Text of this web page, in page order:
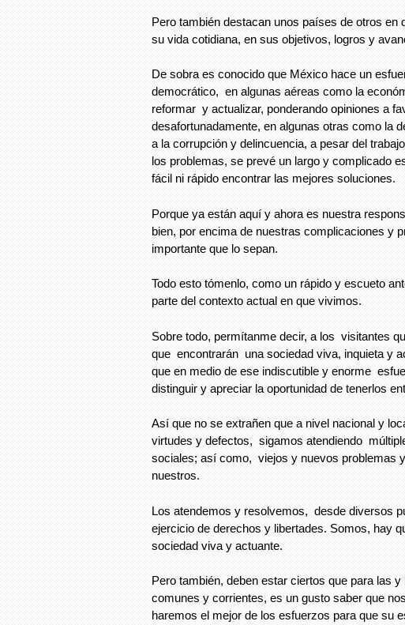
Pero también destacan unos países de otros en
su vida cotidiana, en sus objetivos, logros y
De sobra es conocido que México hace un
democrático, en algunas aéreas como la
reformar y actualizar, ponderando opiniones a
desafortunadamente, en algunas otras como la
a la corrupción y delincuencia, a pesar del
los problemas, se prevé un largo y complicado
fácil ni rápido encontrar las mejores soluciones.
Porque ya están aquí y ahora es nuestra
bien, por encima de nuestras complicaciones y
importante que lo sepan.
Todo esto tómenlo, como un rápido y escueto
parte del contexto actual en que vivimos.
Sobre todo, permítanme decir, a los visitantes
que encontrarán una sociedad viva, inquieta y
que en medio de ese indiscutible y enorme
distinguir y apreciar la oportunidad de tenerlos
Así que no se extrañen que a nivel nacional y
virtudes y defectos, sigamos atendiendo
sociales; así como, viejos y nuevos problemas
nuestros.
Los atendemos y resolvemos, desde diversos
ejercicio de derechos y libertades. Somos, hay
sociedad viva y actuante.
Pero también, deben estar ciertos que para las
comunes y corrientes, es un gusto saber que
haremos el mejor de los esfuerzos para que su